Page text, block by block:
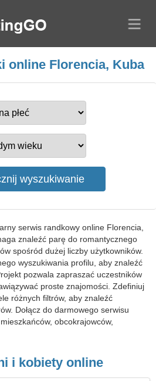
online Florencia, Kuba
serwis randkowy online Florencia,
znaleźć parę do romantycznego
spośród dużej liczby użytkowników.
wyszukiwania profilu, aby znaleźć
pozwala zapraszać uczestników
proste znajomości. Zdefiniuj
różnych filtrów, aby znaleźć
Dołącz do darmowego serwisu
obcokrajowców,
i kobiety online